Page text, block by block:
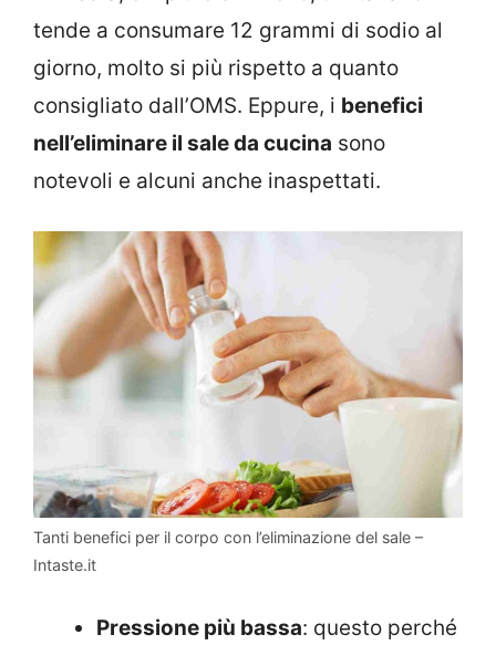
tende a consumare 12 grammi di sodio al
giorno, molto si più rispetto a quanto
consigliato dall’OMS. Eppure, i benefici
nell’eliminare il sale da cucina sono
notevoli e alcuni anche inaspettati.
Tanti benefici per il corpo con l’eliminazione del sale –
Intaste.it
Pressione più bassa: questo perché